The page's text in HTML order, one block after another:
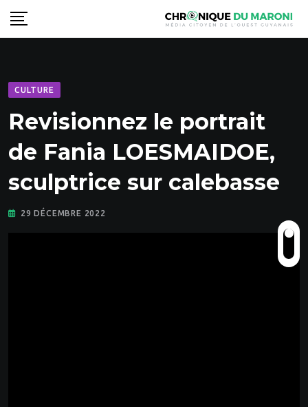
Skip
to
CULTURE
Revisionnez le portrait
de Fania LOESMAIDOE,
sculptrice sur calebasse
29 DÉCEMBRE 2022